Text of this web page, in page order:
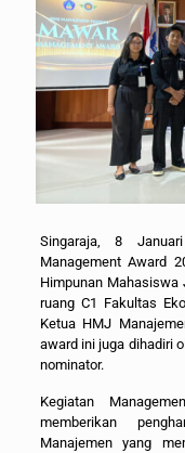
Singaraja, 8
Management Award
Himpunan Mahasiswa
ruang C1 Fakultas
Ketua HMJ
award ini juga dihadiri
nominator.
Kegiatan
memberikan
Manajemen yang